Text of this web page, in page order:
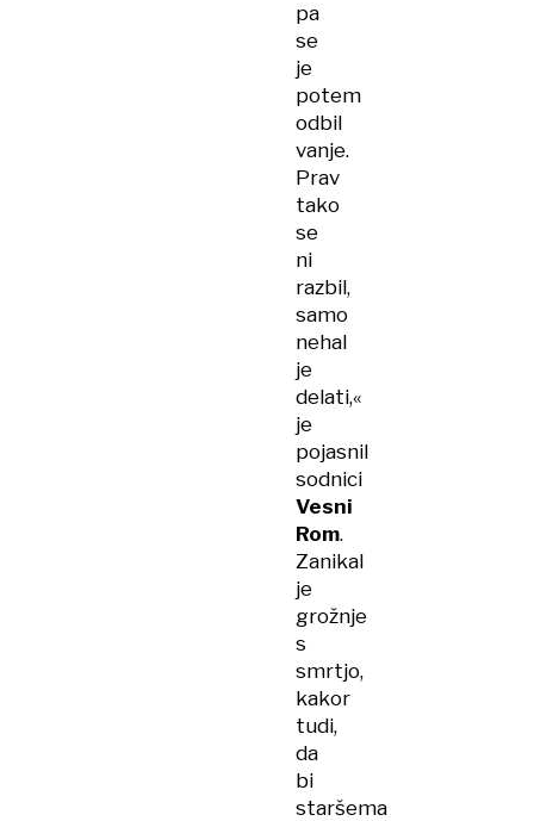
pa
se
je
potem
odbil
vanje.
Prav
tako
se
ni
razbil,
samo
nehal
je
delati,«
je
pojasnil
sodnici
Vesni
Rom.
Zanikal
je
grožnje
s
smrtjo,
kakor
tudi,
da
bi
staršema